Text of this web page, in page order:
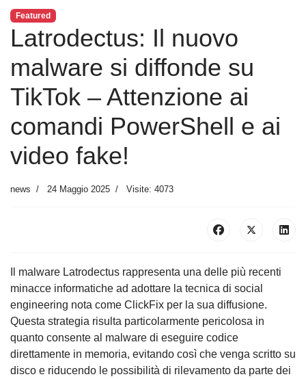
Featured
Latrodectus: Il nuovo
malware si diffonde su
TikTok – Attenzione ai
comandi PowerShell e ai
video fake!
news 24 Maggio 2025 Visite: 4073
Il malware Latrodectus rappresenta una delle più recenti
minacce informatiche ad adottare la tecnica di social
engineering nota come ClickFix per la sua diffusione.
Questa strategia risulta particolarmente pericolosa in
quanto consente al malware di eseguire codice
direttamente in memoria, evitando così che venga scritto su
disco e riducendo le possibilità di rilevamento da parte dei